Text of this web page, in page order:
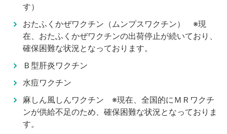
す）
おたふくかぜワクチン（ムンプスワクチン） ※現
在、おたふくかぜワクチンの出荷停止が続いており、
確保困難な状況となっております。
Ｂ型肝炎ワクチン
水痘ワクチン
麻しん風しんワクチン ※現在、全国的にＭＲワクチ
ンが供給不足のため、確保困難な状況となっておりま
す。